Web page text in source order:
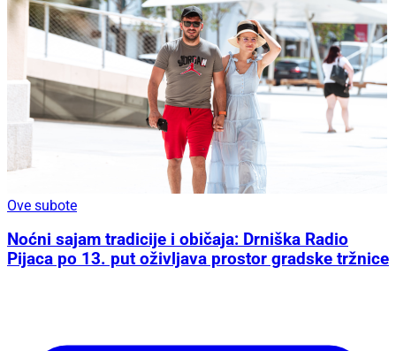
Ove subote
Noćni sajam tradicije i običaja: Drniška Radio
Pijaca po 13. put oživljava prostor gradske tržnice